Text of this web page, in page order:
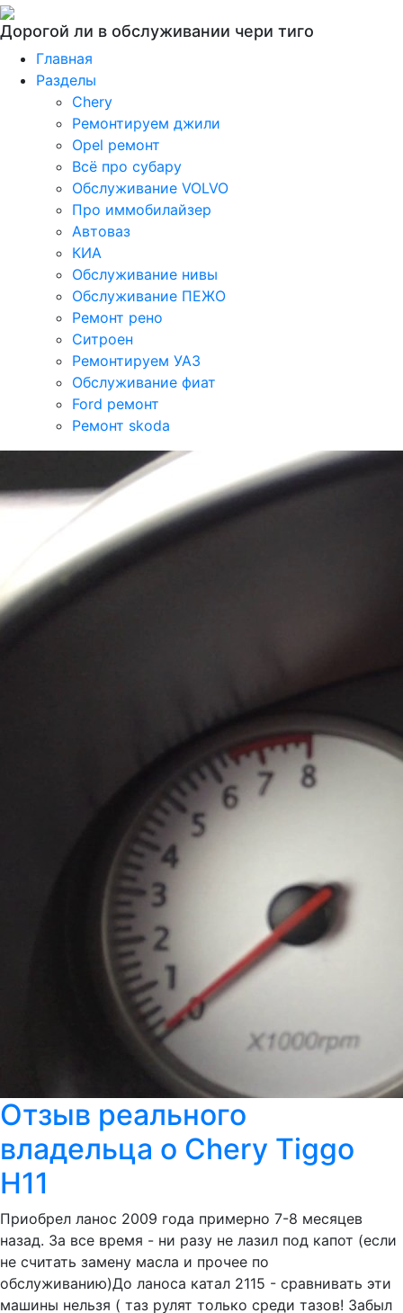
Дорогой ли в обслуживании чери тиго
Главная
Разделы
Chery
Ремонтируем джили
Opel ремонт
Всё про субару
Обслуживание VOLVO
Про иммобилайзер
Автоваз
КИА
Обслуживание нивы
Обслуживание ПЕЖО
Ремонт рено
Ситроен
Ремонтируем УАЗ
Обслуживание фиат
Ford ремонт
Ремонт skoda
Отзыв реального
владельца о Chery Tiggo
H11
Приобрел ланос 2009 года примерно 7-8 месяцев
назад. За все время - ни разу не лазил под капот (если
не считать замену масла и прочее по
обслуживанию)До ланоса катал 2115 - сравнивать эти
машины нельзя ( таз рулят только среди тазов! Забыл